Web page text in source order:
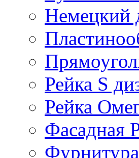
Немецкий
Рейка S
Рейка
Фасадная
Фурнитура